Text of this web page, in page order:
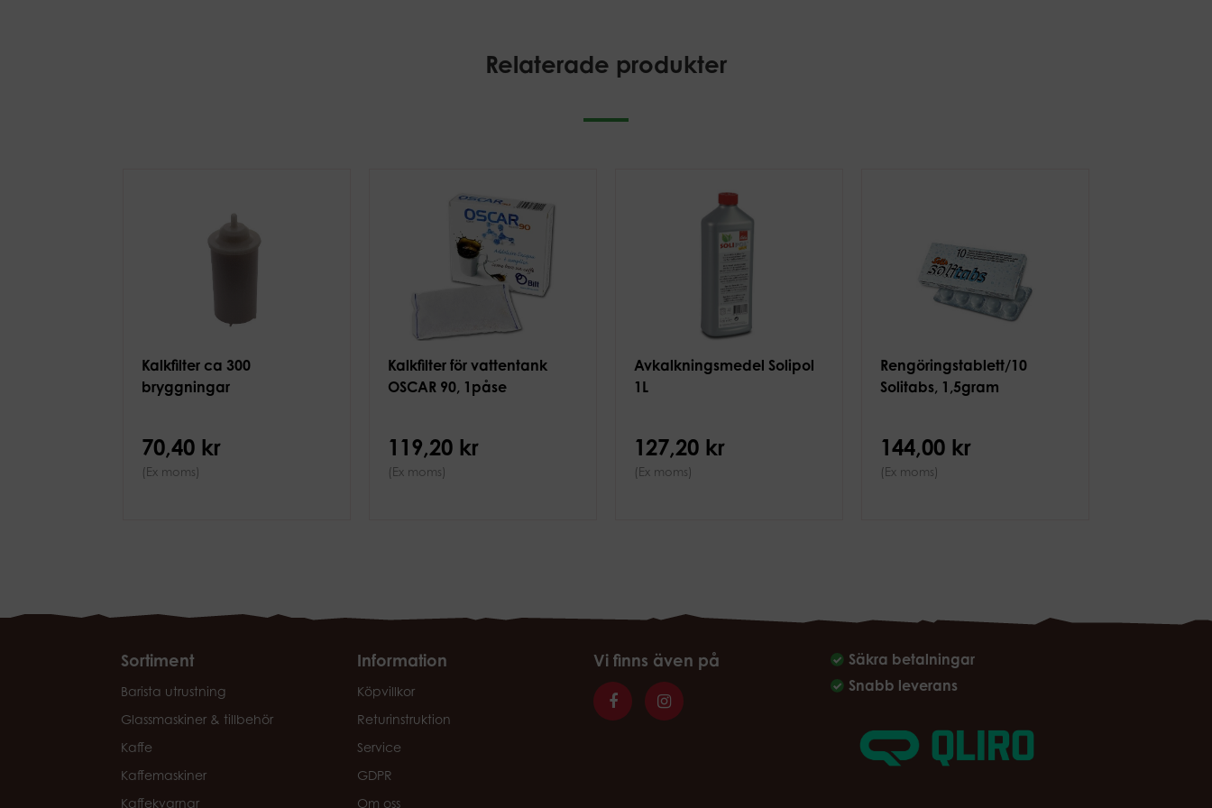
Relaterade produkter
Kalkfilter ca 300
bryggningar
70,40 kr
(Ex moms)
Kalkfilter för vattentank
OSCAR 90, 1påse
119,20 kr
(Ex moms)
Avkalkningsmedel Solipol
1L
127,20 kr
(Ex moms)
Rengöringstablett/10
Solitabs, 1,5gram
144,00 kr
(Ex moms)
Sortiment
Barista utrustning
Glassmaskiner & tillbehör
Kaffe
Kaffemaskiner
Kaffekvarnar
Information
Köpvillkor
Returinstruktion
Service
GDPR
Om oss
Vi finns även på
Säkra betalningar
Snabb leverans